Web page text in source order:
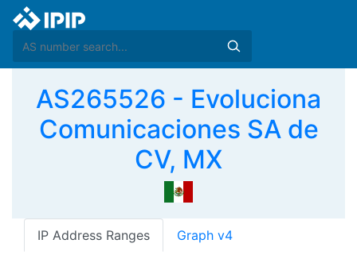
AS265526 - Evoluciona
Comunicaciones SA de
CV, MX
IP Address Ranges Graph v4